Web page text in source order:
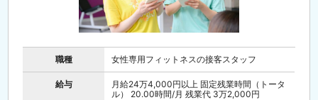
職種 女性専用フィットネスの接客スタッフ
給与
月給24万4,000円以上 固定残業時間（トータ
ル） 20.00時間/月 残業代 3万2,000円